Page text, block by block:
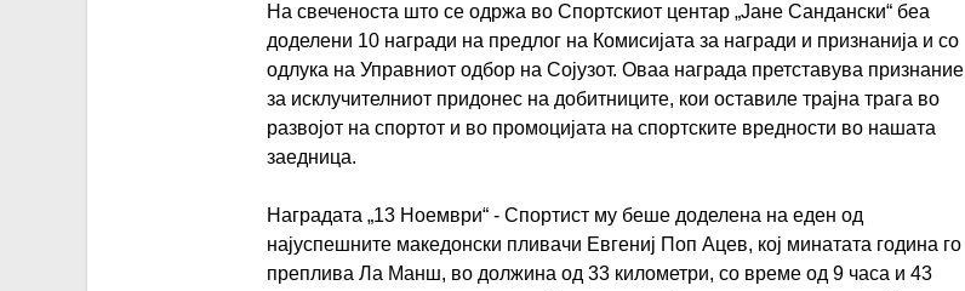
На свеченоста што се одржа во Спортскиот центар „Јане Сандански“ беа
доделени 10 награди на предлог на Комисијата за награди и признанија и со
одлука на Управниот одбор на Сојузот. Оваа награда претставува признание
за исклучителниот придонес на добитниците, кои оставиле трајна трага во
развојот на спортот и во промоцијата на спортските вредности во нашата
заедница.
Наградата „13 Ноември“ - Спортист му беше доделена на еден од
најуспешните македонски пливачи Евгениј Поп Ацев, кој минатата година го
преплива Ла Манш, во должина од 33 километри, со време од 9 часа и 43